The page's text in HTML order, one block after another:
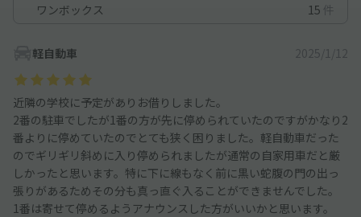
ワンボックス
15 件
軽自動車 2025/1/12
近隣の学校に予定がありお借りしました。
2番の駐車でしたが1番の方が先に停められていたのですがかなり2
番よりに停めていたのでとても狭く困りました。軽自動車だった
のでギリギリ斜めに入り停められましたが通常の自家用車だと厳
しかったと思います。特に下に線もなく前に黒い蛇腹の門の出っ
張りがあるためその分も真っ直ぐ入ることができませんでした。
1番は寄せて停めるようアナウンスした方がいいかと思います。